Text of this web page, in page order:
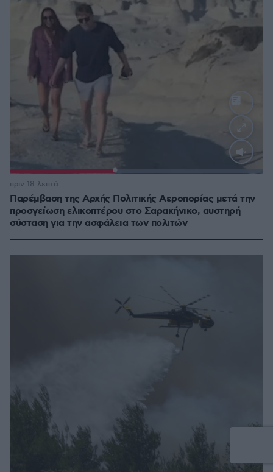
Παρέμβαση της Αρχής Πολιτικής Αεροπορίας μετά την
προσγείωση ελικοπτέρου στο Σαρακήνικο, αυστηρή
σύσταση για την ασφάλεια των πολιτών
πριν 18 λεπτά